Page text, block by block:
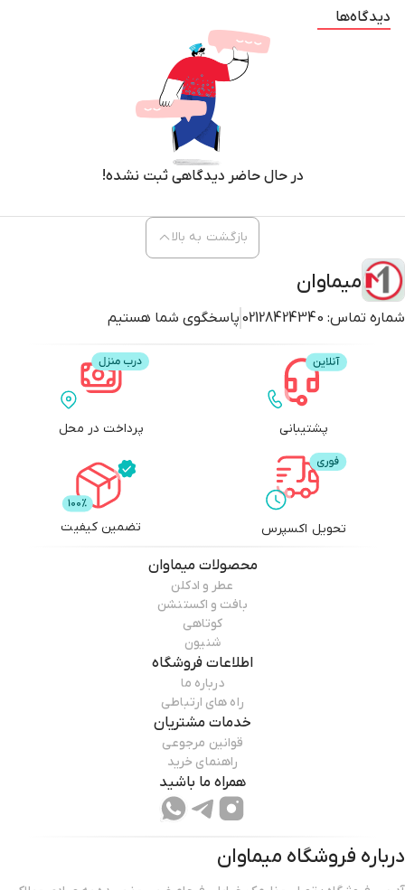
دیدگاه‌ها
در حال حاضر دیدگاهی ثبت نشده!
میماوان
شماره تماس: 02128424340 پاسخگوی شما هستیم
بازگشت به بالا
پشتیبانی پرداخت در محل
تحویل اکسپرس تضمین کیفیت
محصولاتمیماوان
عطر و ادکلن
بافت و اکستنشن
کوتاهی
شنیون
اطلاعات فروشگاه
درباره ما
راه های ارتباطی
خدمات مشتریان
قوانین مرجوعی
راهنمای خرید
همراه ما باشید
درباره فروشگاه میماوان